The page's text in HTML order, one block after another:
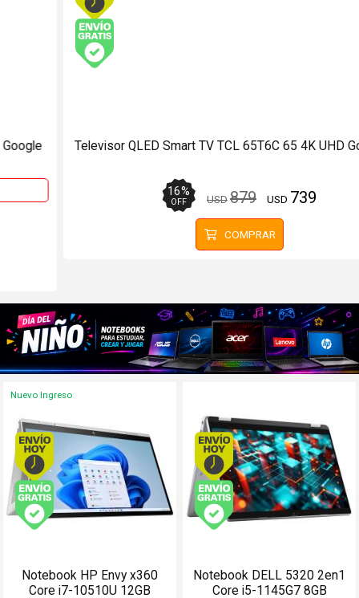
Envío gratis (Ver Envíos y Pagos)
Televisor QLED Smart TV TCL 65T6C 65 4K UHD Google TV
USD 879 USD739
COMPRAR
Nuevo Ingreso
Envío hoy. Comprando antes de 13Hs.
Envío gratis (Ver Envíos y Pagos)
Notebook HP Envy x360
Core i7-10510U 12GB
Envío hoy.
Notebook DELL 5320 2en1
Core i5-1145G7 8GB